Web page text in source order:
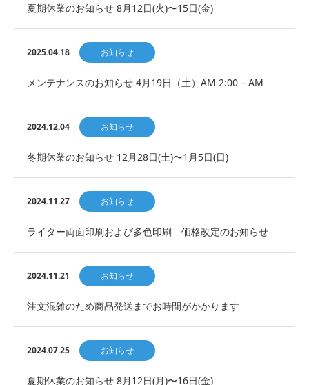
夏期休業のお知らせ 8月12日(火)〜15日(金)
2025.04.18 お知らせ
メンテナンスのお知らせ 4月19日（土）AM 2:00 – AM
5:00
2024.12.04 お知らせ
冬期休業のお知らせ 12月28日(土)〜1月5日(日)
2024.11.27 お知らせ
ライター両面印刷および多色印刷 価格改定のお知らせ
2024.11.21 お知らせ
注文混雑のため商品発送までお時間がかかります
2024.07.25 お知らせ
夏期休業のお知らせ 8月12日(月)〜16日(金)